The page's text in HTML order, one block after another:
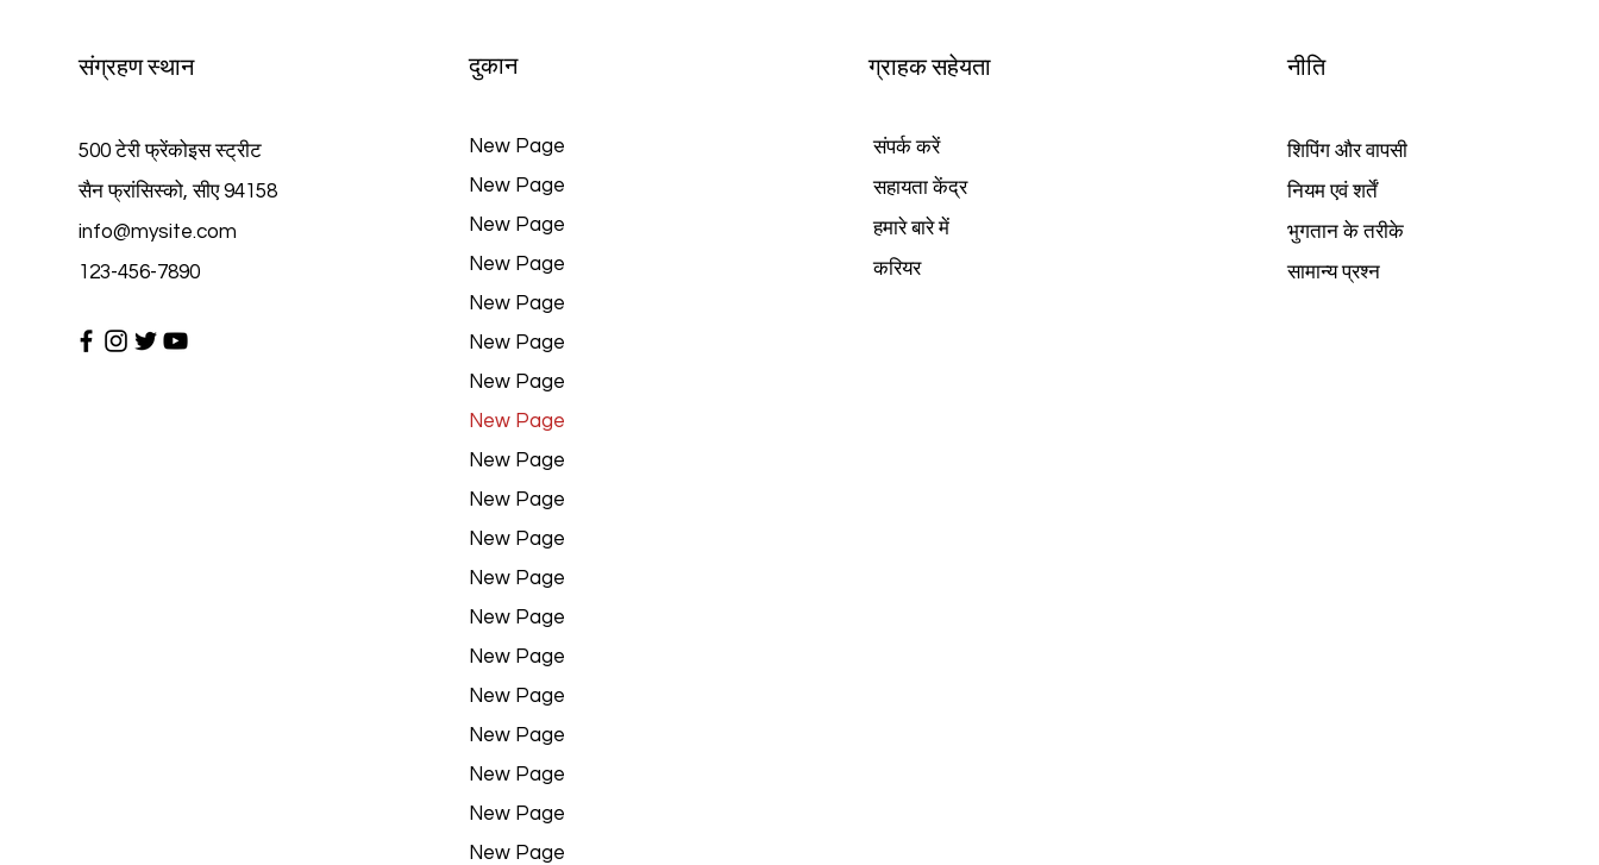
संग्रहण स्थान
500 टेरी फ्रेंकोइस स्ट्रीट
सैन फ्रांसिस्को, सीए 94158
info@mysite.com
123-456-7890
दुकान
New Page
New Page
New Page
New Page
New Page
New Page
New Page
New Page
New Page
New Page
New Page
New Page
New Page
New Page
New Page
New Page
New Page
New Page
New Page
ग्राहक सहेयता
संपर्क करें
सहायता केंद्र
हमारे बारे में
करियर
नीति
शिपिंग और वापसी
नियम एवं शर्तें
भुगतान के तरीके
सामान्य प्रश्न